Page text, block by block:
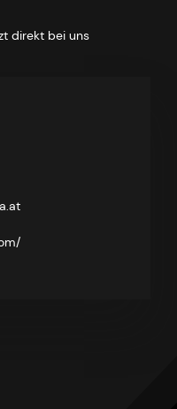
direkt bei uns